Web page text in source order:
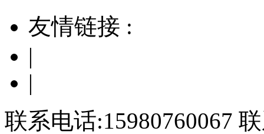
友情链接 :
|
|
联系电话:15980760067